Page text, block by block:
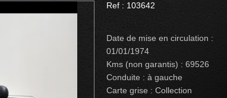
Ref : 103642
Date de mise en circulation :
01/01/1974
Kms (non garantis) : 69526
Conduite : à gauche
Carte grise : Collection